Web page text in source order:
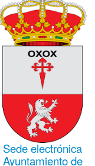
Sede electrónica
Ayuntamiento de